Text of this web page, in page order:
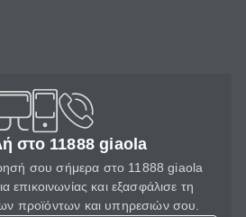
στο 11888 giaola
σου σήμερα στο 11888 giaola
επικοινωνίας και εξασφάλισε τη
προϊόντων και υπηρεσιών σου.